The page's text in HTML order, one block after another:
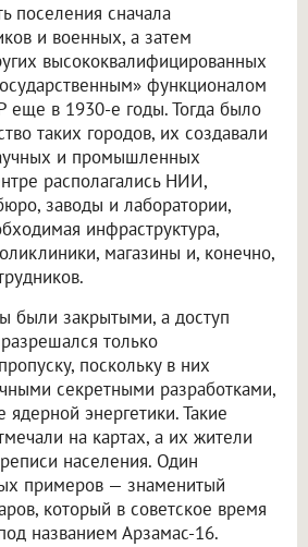
поселения сначала
и военных, а затем
высококвалифицированных
функционалом
еще в 1930-е годы. Тогда было
таких городов, их создавали
и промышленных
располагались НИИ,
заводы и лаборатории,
инфраструктура,
магазины и, конечно,
были закрытыми, а доступ
только
поскольку в них
секретными разработками,
энергетики. Такие
на картах, а их жители
населения. Один
примеров — знаменитый
который в советское время
названием Арзамас-16.